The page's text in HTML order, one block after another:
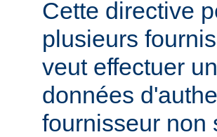
Cette directive
plusieurs
veut effectuer
données
fournisseur non